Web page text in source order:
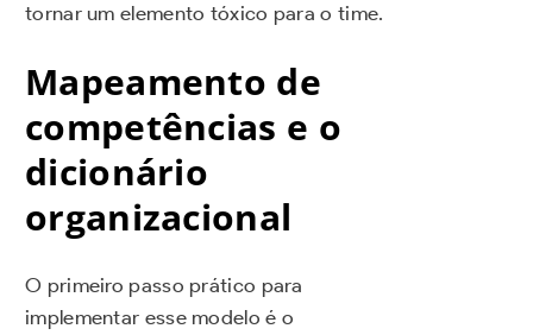
tornar um elemento tóxico para o time.
Mapeamento de
competências e o
dicionário
organizacional
O primeiro passo prático para
implementar esse modelo é o